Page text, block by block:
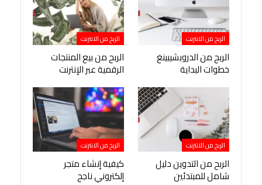
الربح من الانترنت
الربح من الدروبشيبينغ
خطوات البداية
الربح من الانترنت
الربح من بيع المنتجات
الرقمية عبر الإنترنت
الربح من الانترنت
الربح من التدوين دليل
شامل للمبتدئين
الربح من الانترنت
كيفية إنشاء متجر
إلكتروني ناجح